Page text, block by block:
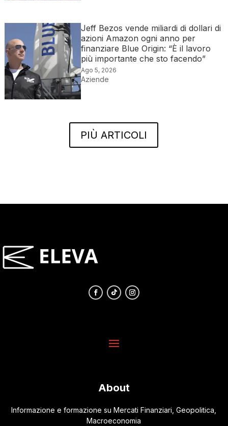
Jeff Bezos vende miliardi di dollari di
azioni Amazon ogni anno per
finanziare Blue Origin: “È il lavoro
più importante che sto facendo”
Ago 5, 2026
Aziende
PIÙ ARTICOLI
About
Informazione e formazione su Mercati Finanziari, Geopolitica,
Macroeconomia